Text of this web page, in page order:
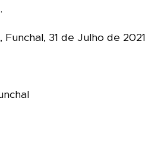
Funchal, 31 de Julho de 2021